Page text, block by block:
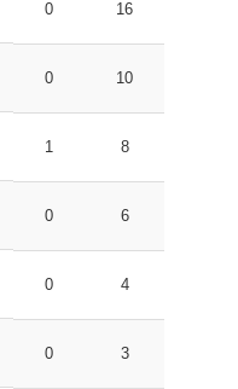
0 16
0 10
1 8
0 6
0 4
0 3